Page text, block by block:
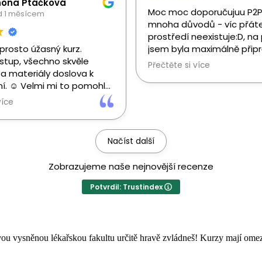
vysněnou LFHK.
téměř na všechny
jsem se dostala na
do Ostravy,
Pokud máte
a p2p,
že to zvládnete taky! :D
Ptáčková
1 měsícem
úžasný kurz.
všechno skvěle
materiály doslova k
☺️ Velmi mi to pomohlo
a dostala jsme se na
Moc moc doporučujuu
mnoha důvodů - víc
prostředí neexistuje:D, na
jsem byla maximálně
dokonce mě díky Terce
Mockrát děkuju týmu
Přečtěte si více
Načíst další
Zobrazujeme naše nejnovější recenze
Potvrdil: Trustindex
vysněnou lékařskou fakultu určitě hravě zvládneš! Kurzy mají